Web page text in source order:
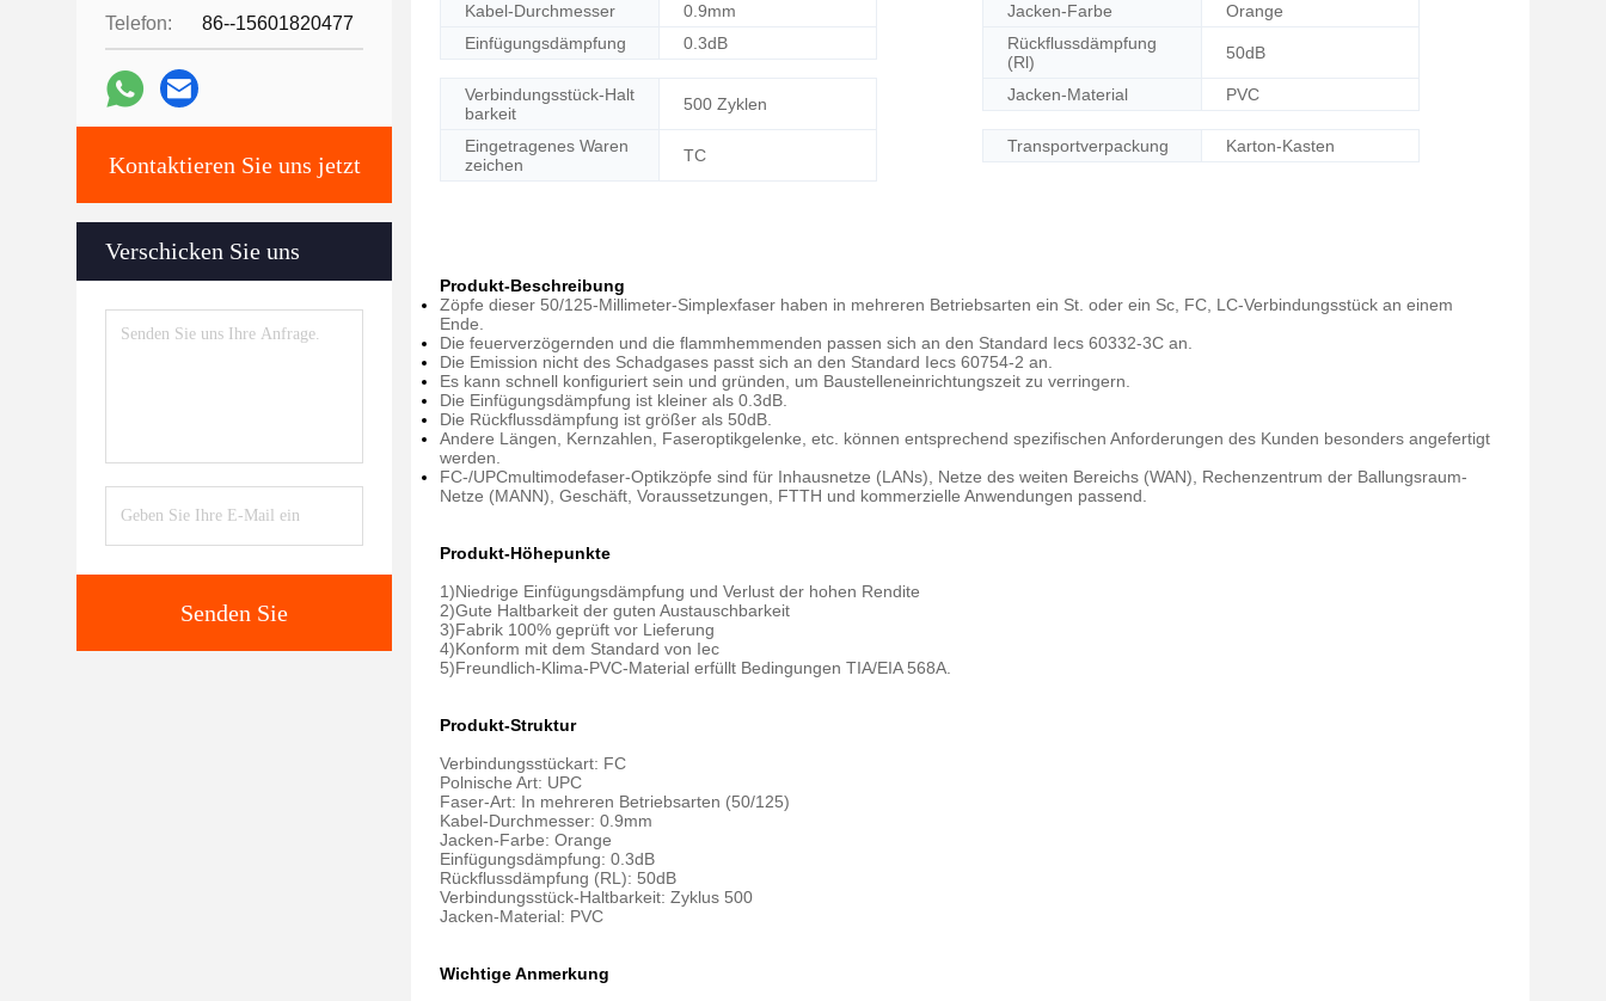
Telefon: 86--15601820477
Kontaktieren Sie uns jetzt
Verschicken Sie uns
Senden Sie
Kabel-Durchmesser
0.9mm Jacken-Farbe
Orange
Einfügungsdämpfung
0.3dB
Rückflussdämpfung
(Rl)
50dB
Verbindungsstück-Halt
barkeit
500 Zyklen Jacken-Material PVC
Eingetragenes Waren
zeichen
TC Transportverpackung Karton-Kasten
Produkt-Beschreibung
Zöpfe dieser 50/125-Millimeter-Simplexfaser haben in mehreren Betriebsarten ein St. oder ein Sc, FC, LC-Verbindungsstück an einem
Ende.
Die feuerverzögernden und die flammhemmenden passen sich an den Standard Iecs 60332-3C an.
Die Emission nicht des Schadgases passt sich an den Standard Iecs 60754-2 an.
Es kann schnell konfiguriert sein und gründen, um Baustelleneinrichtungszeit zu verringern.
Die Einfügungsdämpfung ist kleiner als 0.3dB.
Die Rückflussdämpfung ist größer als 50dB.
Andere Längen, Kernzahlen, Faseroptikgelenke, etc. können entsprechend spezifischen Anforderungen des Kunden besonders angefertigt
werden.
FC-/UPCmultimodefaser-Optikzöpfe sind für Inhausnetze (LANs), Netze des weiten Bereichs (WAN), Rechenzentrum der Ballungsraum-
Netze (MANN), Geschäft, Voraussetzungen, FTTH und kommerzielle Anwendungen passend.
Produkt-Höhepunkte
1)Niedrige Einfügungsdämpfung und Verlust der hohen Rendite
2)Gute Haltbarkeit der guten Austauschbarkeit
3)Fabrik 100% geprüft vor Lieferung
4)Konform mit dem Standard von Iec
5)Freundlich-Klima-PVC-Material erfüllt Bedingungen TIA/EIA 568A.
Produkt-Struktur
Verbindungsstückart: FC
Polnische Art: UPC
Faser-Art: In mehreren Betriebsarten (50/125)
Kabel-Durchmesser: 0.9mm
Jacken-Farbe: Orange
Einfügungsdämpfung: 0.3dB
Rückflussdämpfung (RL): 50dB
Verbindungsstück-Haltbarkeit: Zyklus 500
Jacken-Material: PVC
Wichtige Anmerkung